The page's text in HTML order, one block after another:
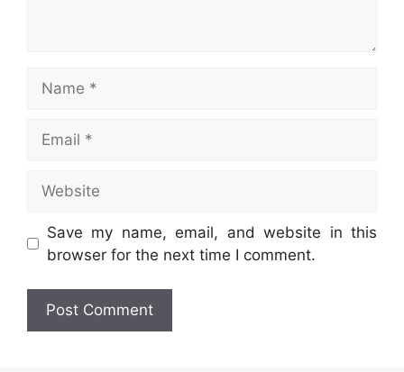
Save my name, email, and website in this
browser for the next time I comment.